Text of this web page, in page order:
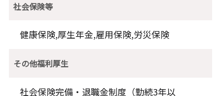
社会保険等
健康保険,厚生年金,雇用保険,労災保険
その他福利厚生
社会保険完備・退職金制度（勤続3年以